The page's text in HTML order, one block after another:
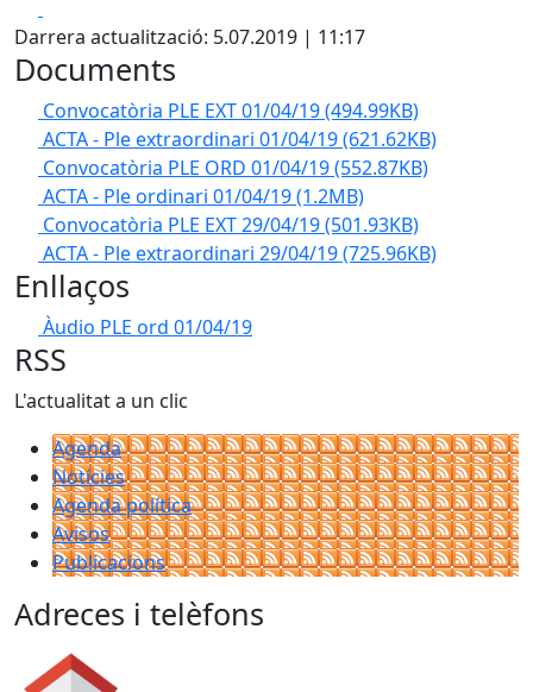
Darrera actualització: 5.07.2019 | 11:17
Documents
Convocatòria PLE EXT 01/04/19(494.99KB)
ACTA - Ple extraordinari 01/04/19(621.62KB)
Convocatòria PLE ORD 01/04/19(552.87KB)
ACTA - Ple ordinari 01/04/19(1.2MB)
Convocatòria PLE EXT 29/04/19(501.93KB)
ACTA - Ple extraordinari 29/04/19(725.96KB)
Enllaços
Àudio PLE ord 01/04/19
RSS
L'actualitat a un clic
Agenda
Notícies
Agenda política
Avisos
Publicacions
Adreces i telèfons